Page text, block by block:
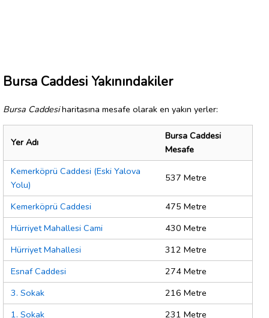
Bursa Caddesi Yakınındakiler
Bursa Caddesiharitasına mesafe olarak en yakın yerler:
Yer Adı
Bursa Caddesi
Mesafe
Kemerköprü Caddesi (Eski Yalova
Yolu)
537 Metre
Kemerköprü Caddesi
475 Metre
Hürriyet Mahallesi Cami
430 Metre
Hürriyet Mahallesi
312 Metre
Esnaf Caddesi
274 Metre
3. Sokak
216 Metre
1. Sokak
231 Metre